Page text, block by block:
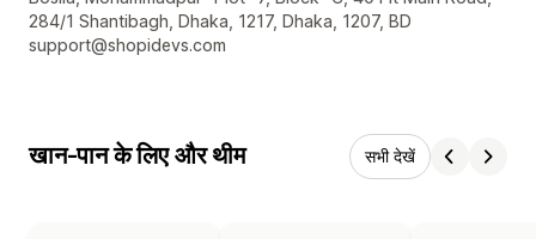
284/1 Shantibagh, Dhaka, 1217, Dhaka, 1207, BD
support@shopidevs.com
खान-पान के लिए और थीम सभी देखें